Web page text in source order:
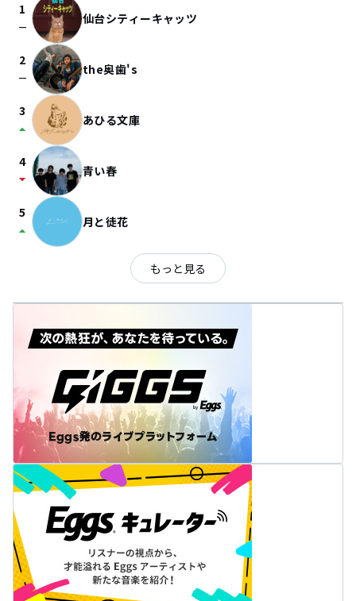
1
check_indeterminate_small 仙台シティーキャッツ
2
check_indeterminate_small the奥歯's
3
arrow_drop_up あひる文庫
4
arrow_drop_down 青い春
5
arrow_drop_up 月と徒花
もっと見る